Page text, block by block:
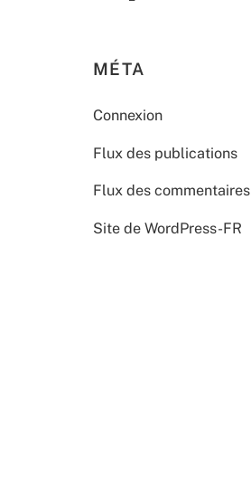
MÉTA
Connexion
Flux des publications
Flux des commentaires
Site de WordPress-FR